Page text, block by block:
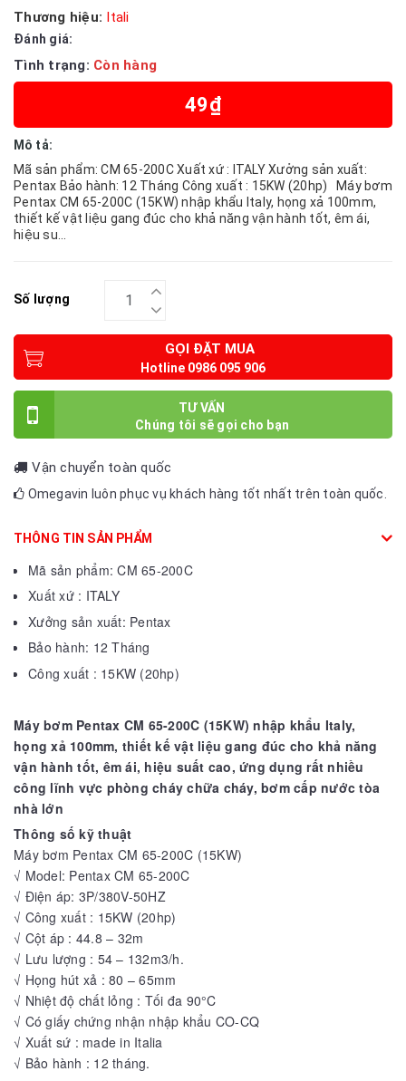
Thương hiệu: Itali
Đánh giá:
Tình trạng: Còn hàng
49₫
Mô tả:
Mã sản phẩm: CM 65-200C Xuất xứ : ITALY Xưởng sản xuất:
Pentax Bảo hành: 12 Tháng Công xuất : 15KW (20hp) Máy bơm
Pentax CM 65-200C (15KW) nhập khẩu Italy, họng xả 100mm,
thiết kế vật liệu gang đúc cho khả năng vận hành tốt, êm ái,
hiệu su...
Số lượng
GỌI ĐẶT MUA
TƯ VẤN
Vận chuyển toàn quốc
Omegavin luôn phục vụ khách hàng tốt nhất trên toàn quốc.
THÔNG TIN SẢN PHẨM
Mã sản phẩm: CM 65-200C
Xuất xứ : ITALY
Xưởng sản xuất: Pentax
Bảo hành: 12 Tháng
Công xuất : 15KW (20hp)
Máy bơm Pentax CM 65-200C (15KW) nhập khẩu Italy,
họng xả 100mm, thiết kế vật liệu gang đúc cho khả năng
vận hành tốt, êm ái, hiệu suất cao, ứng dụng rất nhiều
công lĩnh vực phòng cháy chữa cháy, bơm cấp nước tòa
nhà lớn
Thông số kỹ thuật
Máy bơm Pentax CM 65-200C (15KW)
√ Model: Pentax CM 65-200C
√ Điện áp: 3P/380V-50HZ
√ Công xuất : 15KW (20hp)
√ Cột áp : 44.8 – 32m
√ Lưu lượng : 54 – 132m3/h.
√ Họng hút xả : 80 – 65mm
√ Nhiệt độ chất lỏng : Tối đa 90°C
√ Có giấy chứng nhận nhập khẩu CO-CQ
√ Xuất sứ : made in Italia
√ Bảo hành : 12 tháng.